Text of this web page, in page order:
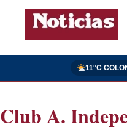
11°C
Club A.